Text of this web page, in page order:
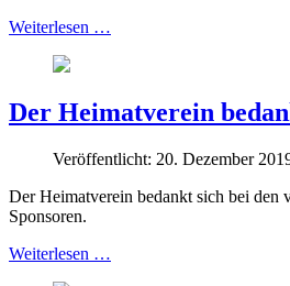
Weiterlesen …
Der Heimatverein
Veröffentlicht: 20. Dezember
Der Heimatverein bedankt sich bei den
Sponsoren.
Weiterlesen …